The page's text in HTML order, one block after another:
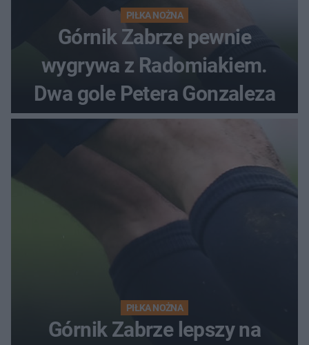
PIŁKA NOŻNA
Górnik Zabrze pewnie
wygrywa z Radomiakiem.
Dwa gole Petera Gonzaleza
PIŁKA NOŻNA
Górnik Zabrze lepszy na